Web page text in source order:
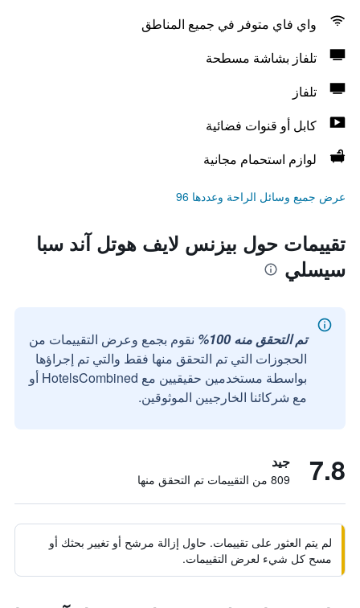
واي فاي متوفر في جميع المناطق
تلفاز بشاشة مسطحة
تلفاز
كابل أو قنوات فضائية
لوازم استحمام مجانية
عرض جميع وسائل الراحة وعددها 96
تقييمات حول بيزنس لايف هوتل آند سبا
سيسلي
تم التحقق منه 100%
نقوم بجمع وعرض التقييمات من
الحجوزات التي تم التحقق منها فقط والتي تم إجراؤها
بواسطة مستخدمين حقيقيين مع HotelsCombined أو
مع شركائنا الخارجيين الموثوقين.
7.8 جيد
809 من التقييمات تم التحقق منها
لم يتم العثور على تقييمات. حاول إزالة مرشح أو تغيير بحثك أو
مسح كل شيء لعرض التقييمات.